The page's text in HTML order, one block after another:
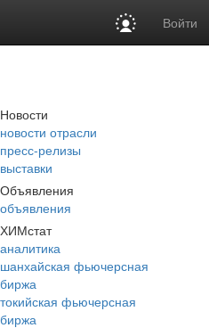
Войти
Новости
новости отрасли
пресс-релизы
выставки
Объявления
объявления
ХИМстат
аналитика
шанхайская фьючерсная
биржа
токийская фьючерсная
биржа